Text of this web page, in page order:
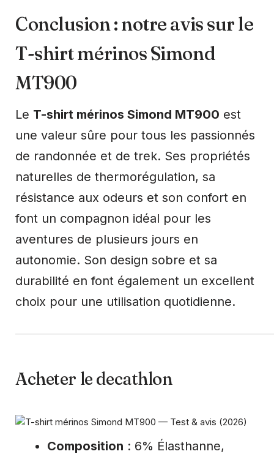
Conclusion : notre avis sur le
T-shirt mérinos Simond
MT900
Le T-shirt mérinos Simond MT900 est
une valeur sûre pour tous les passionnés
de randonnée et de trek. Ses propriétés
naturelles de thermorégulation, sa
résistance aux odeurs et son confort en
font un compagnon idéal pour les
aventures de plusieurs jours en
autonomie. Son design sobre et sa
durabilité en font également un excellent
choix pour une utilisation quotidienne.
Acheter le decathlon
Composition : 6% Élasthanne,